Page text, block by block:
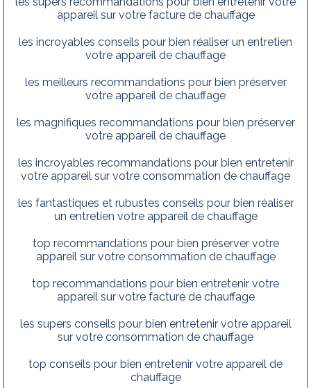
appareil sur votre facture de chauffage
les incroyables conseils pour bien réaliser un entretien
votre appareil de chauffage
les meilleurs recommandations pour bien préserver
votre appareil de chauffage
les magnifiques recommandations pour bien préserver
votre appareil de chauffage
les incroyables recommandations pour bien entretenir
votre appareil sur votre consommation de chauffage
les fantastiques et rubustes conseils pour bien réaliser
un entretien votre appareil de chauffage
top recommandations pour bien préserver votre
appareil sur votre consommation de chauffage
top recommandations pour bien entretenir votre
appareil sur votre facture de chauffage
les supers conseils pour bien entretenir votre appareil
sur votre consommation de chauffage
top conseils pour bien entretenir votre appareil de
chauffage